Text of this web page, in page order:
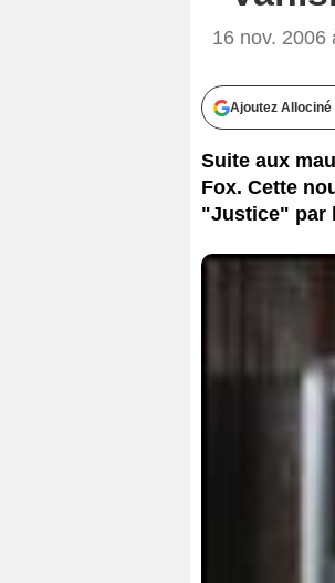
16 nov. 2006
Ajoutez
Suite aux
Fox. Cette
"Justice" par